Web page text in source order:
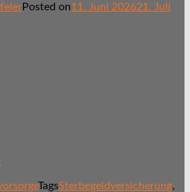
Posted on11. Juni 202621. Juli
TagsSterbegeldversicherung,